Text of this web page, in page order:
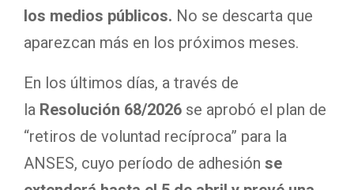
los medios públicos. No se descarta que
aparezcan más en los próximos meses.
En los últimos días, a través de
la Resolución 68/2026 se aprobó el plan de
“retiros de voluntad recíproca” para la
ANSES, cuyo período de adhesión se